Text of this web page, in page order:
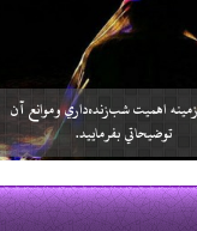
سلامي كه بعد از اتمام نماز به 3 امام داده مي‌شود منشأ
آن چيست؟